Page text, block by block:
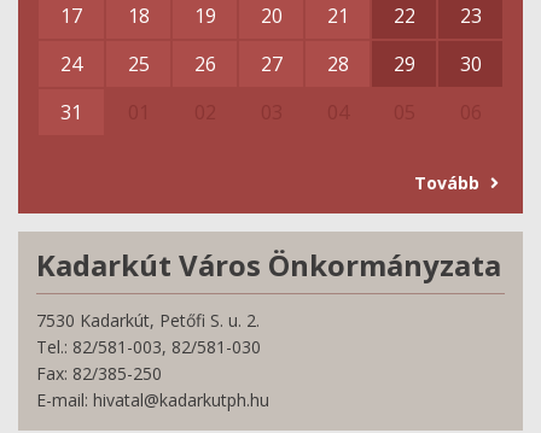
17
18 19 20 21 22
23
24
25 26 27 28 29
30
31
Tovább
Kadarkút Város Önkormányzata
7530 Kadarkút, Petőfi S. u. 2.
Tel.: 82/581-003, 82/581-030
Fax: 82/385-250
E-mail: hivatal@kadarkutph.hu